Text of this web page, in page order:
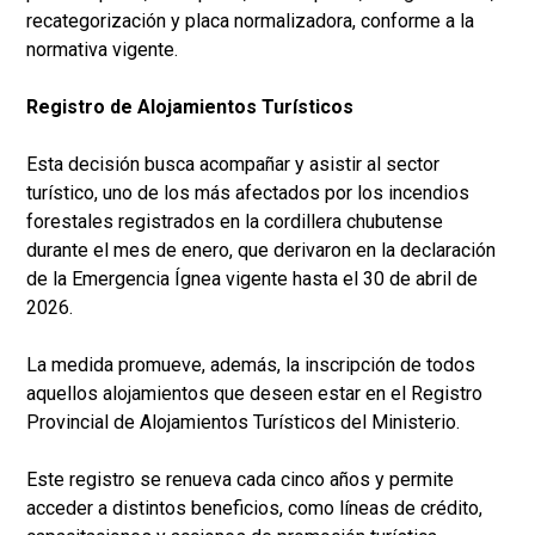
recategorización y placa normalizadora, conforme a la
normativa vigente.
Registro de Alojamientos Turísticos
Esta decisión busca acompañar y asistir al sector
turístico, uno de los más afectados por los incendios
forestales registrados en la cordillera chubutense
durante el mes de enero, que derivaron en la declaración
de la Emergencia Ígnea vigente hasta el 30 de abril de
2026.
La medida promueve, además, la inscripción de todos
aquellos alojamientos que deseen estar en el Registro
Provincial de Alojamientos Turísticos del Ministerio.
Este registro se renueva cada cinco años y permite
acceder a distintos beneficios, como líneas de crédito,